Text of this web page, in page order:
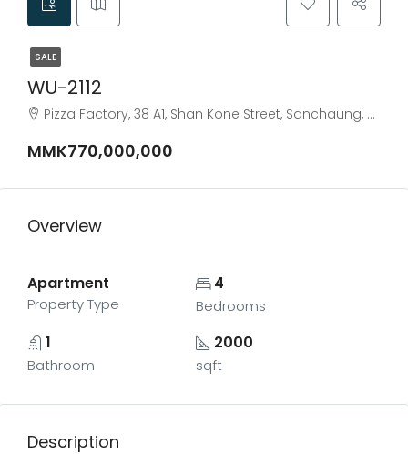
SALE
WU-2112
Pizza Factory, 38 A1, Shan Kone Street, Sanchaung, Ahlon District, Yangon City, Yangon, 22222, Myanmar
MMK770,000,000
Overview
Apartment
Property Type
4
Bedrooms
1
Bathroom
2000
sqft
Description